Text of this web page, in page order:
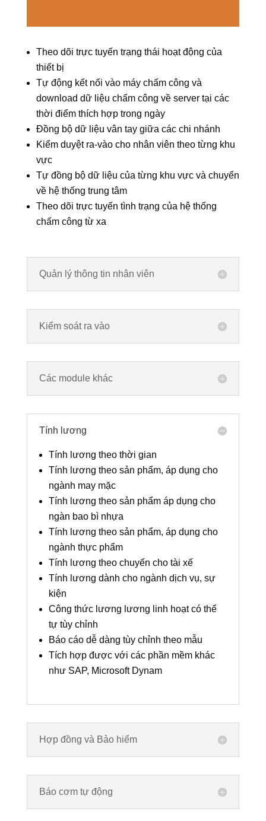
Theo dõi trực tuyến trạng thái hoạt động của
thiết bị
Tự động kết nối vào máy chấm công và
download dữ liệu chấm công về server tại các
thời điểm thích hợp trong ngày
Đồng bộ dữ liệu vân tay giữa các chi nhánh
Kiểm duyệt ra-vào cho nhân viên theo từng khu
vực
Tự đồng bộ dữ liệu của từng khu vực và chuyển
về hệ thống trung tâm
Theo dõi trực tuyến tình trạng của hệ thống
chấm công từ xa
Quản lý thông tin nhân viên
Kiểm soát ra vào
Các module khác
Tính lương
Tính lương theo thời gian
Tính lương theo sản phẩm, áp dụng cho
ngành may mặc
Tính lương theo sản phẩm áp dụng cho
ngàn bao bì nhựa
Tính lương theo sản phẩm, áp dụng cho
ngành thực phẩm
Tính lương theo chuyến cho tài xế
Tính lương dành cho ngành dịch vụ, sự
kiện
Công thức lương lương linh hoạt có thể
tự tùy chỉnh
Báo cáo dễ dàng tùy chỉnh theo mẫu
Tích hợp được với các phần mềm khác
như SAP, Microsoft Dynam
Hợp đồng và Bảo hiểm
Báo cơm tự động